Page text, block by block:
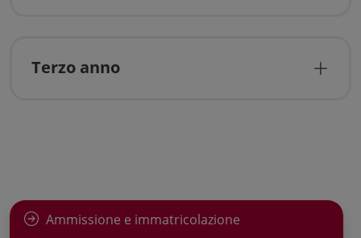
Terzo anno
Ammissione e immatricolazione